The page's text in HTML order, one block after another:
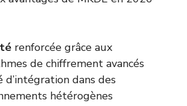
renforcée grâce aux
de chiffrement avancés
d’intégration dans des
hétérogènes